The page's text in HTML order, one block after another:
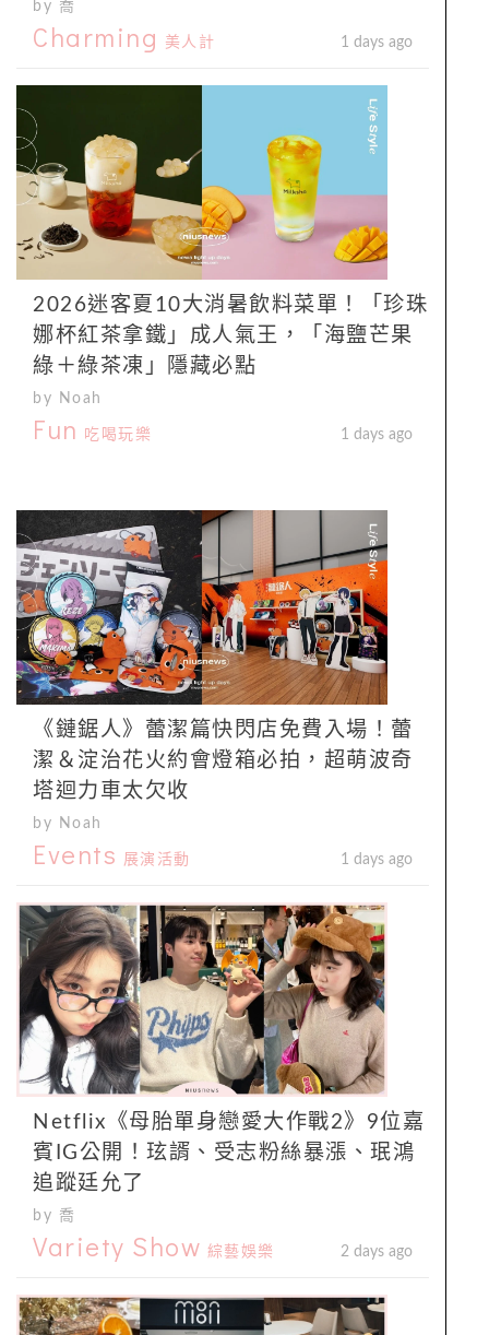
by 喬
Charming 美人計 1 days ago
2026迷客夏10大消暑飲料菜單！「珍珠
娜杯紅茶拿鐵」成人氣王，「海鹽芒果
綠＋綠茶凍」隱藏必點
by Noah
Fun 吃喝玩樂 1 days ago
《鏈鋸人》蕾潔篇快閃店免費入場！蕾
潔＆淀治花火約會燈箱必拍，超萌波奇
塔迴力車太欠收
by Noah
Events 展演活動 1 days ago
Netflix《母胎單身戀愛大作戰2》9位嘉
賓IG公開！玹諝、受志粉絲暴漲、珉鴻
追蹤廷允了
by 喬
Variety Show 綜藝娛樂 2 days ago